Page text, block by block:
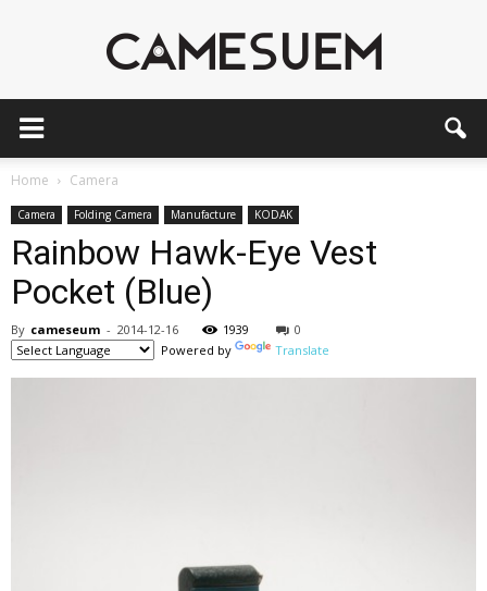
Home Camera
Camera Folding Camera Manufacture KODAK
Rainbow Hawk-Eye Vest
Pocket (Blue)
By cameseum - 2014-12-16 1939
0
Powered by
Translate